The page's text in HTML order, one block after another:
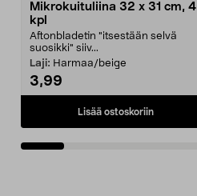
Mikrokuituliina 32 x 31 cm, 4
kpl
Aftonbladetin "itsestään selvä
suosikki" siiv...
Laji: Harmaa/beige
3,99
Lisää ostoskoriin